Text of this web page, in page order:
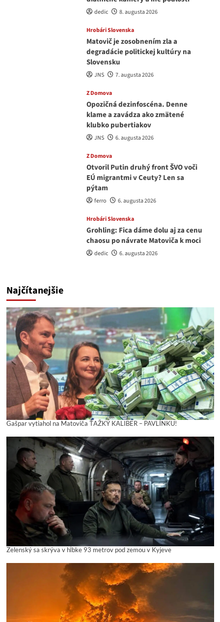
dedic 8. augusta 2026
Hrobári Slovenska
Matovič je zosobnením zla a
degradácie politickej kultúry na
Slovensku
JNS 7. augusta 2026
Z Domova
Opozičná dezinfoscéna. Denne
klame a zavádza ako zmätené
klubko pubertiakov
JNS 6. augusta 2026
Z Domova
Otvoril Putin druhý front ŠVO voči
EÚ migrantmi v Ceuty? Len sa
pýtam
ferro 6. augusta 2026
Hrobári Slovenska
Grohling: Fica dáme dolu aj za cenu
chaosu po návrate Matoviča k moci
dedic 6. augusta 2026
Najčítanejšie
Gašpar vytiahol na Matoviča ŤAŽKÝ KALIBER – PAVLÍNKU!
Zelenský sa skrýva v hĺbke 93 metrov pod zemou v Kyjeve